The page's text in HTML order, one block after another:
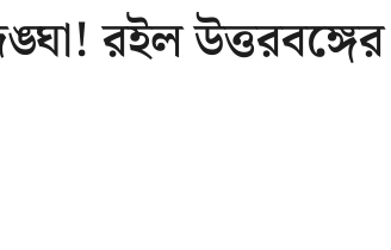
রইল উত্তরবঙ্গের